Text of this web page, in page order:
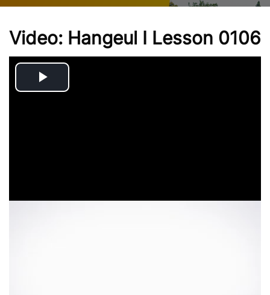
Video: Hangeul I Lesson 0106
Play